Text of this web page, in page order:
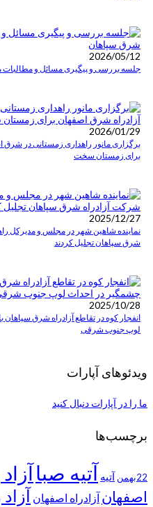
2026/05/12
جلسه بررسی و پیگیری مسائل و مطالبات
2026/01/29
برگزاری مانور راهداری زمستانی در
برای زمستان سخت
2025/12/27
نماینده شاهین شهر در مجلس و مدیرکل
شرق سپاهان تجلیل کردند
2025/10/28
انفجار کوه در تقاطع آزادراه شرق سپاهان
لوپ جنوب شرقی
ویدئوهای آپارات
ما را در آپارات دنبال کنید
برچسب‌ها
22بهمن آتیه آتیه صبا
اصفهان آزادراه اصفهان